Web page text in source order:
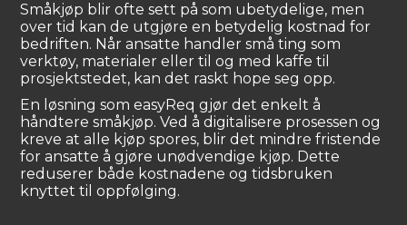
Småkjøp blir ofte sett på som ubetydelige, men
over tid kan de utgjøre en betydelig kostnad for
bedriften. Når ansatte handler små ting som
verktøy, materialer eller til og med kaffe til
prosjektstedet, kan det raskt hope seg opp.
En løsning som easyReq gjør det enkelt å
håndtere småkjøp. Ved å digitalisere prosessen og
kreve at alle kjøp spores, blir det mindre fristende
for ansatte å gjøre unødvendige kjøp. Dette
reduserer både kostnadene og tidsbruken
knyttet til oppfølging.